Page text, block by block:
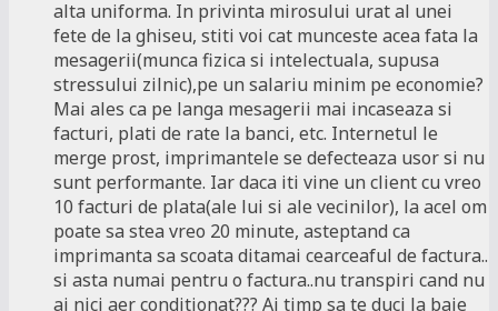
alta uniforma. In privinta mirosului urat al unei
fete de la ghiseu, stiti voi cat munceste acea fata la
mesagerii(munca fizica si intelectuala, supusa
stressului zilnic),pe un salariu minim pe economie?
Mai ales ca pe langa mesagerii mai incaseaza si
facturi, plati de rate la banci, etc. Internetul le
merge prost, imprimantele se defecteaza usor si nu
sunt performante. Iar daca iti vine un client cu vreo
10 facturi de plata(ale lui si ale vecinilor), la acel om
poate sa stea vreo 20 minute, asteptand ca
imprimanta sa scoata ditamai cearceaful de factura..
si asta numai pentru o factura..nu transpiri cand nu
ai nici aer conditionat??? Ai timp sa te duci la baie